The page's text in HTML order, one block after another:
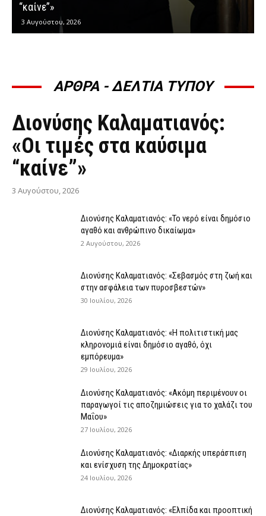
“καίνε”»
3 Αυγούστου, 2026
ΑΡΘΡΑ - ΔΕΛΤΙΑ ΤΥΠΟΥ
ΆΡΘΡΑ - ΔΕΛΤΊΑ ΤΎΠΟΥ
Διονύσης Καλαματιανός:
«Οι τιμές στα καύσιμα
“καίνε”»
3 Αυγούστου, 2026
Διονύσης Καλαματιανός: «Το νερό είναι δημόσιο
αγαθό και ανθρώπινο δικαίωμα»
2 Αυγούστου, 2026
Διονύσης Καλαματιανός: «Σεβασμός στη ζωή και
στην ασφάλεια των πυροσβεστών»
30 Ιουλίου, 2026
Διονύσης Καλαματιανός: «Η πολιτιστική μας
κληρονομιά είναι δημόσιο αγαθό, όχι
εμπόρευμα»
29 Ιουλίου, 2026
Διονύσης Καλαματιανός: «Ακόμη περιμένουν οι
παραγωγοί τις αποζημιώσεις για το χαλάζι του
Μαΐου»
27 Ιουλίου, 2026
Διονύσης Καλαματιανός: «Διαρκής υπεράσπιση
και ενίσχυση της Δημοκρατίας»
24 Ιουλίου, 2026
Διονύσης Καλαματιανός: «Ελπίδα και προοπτική